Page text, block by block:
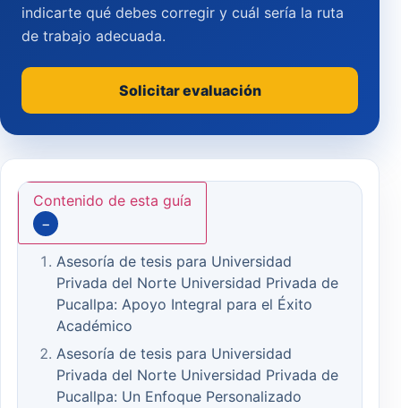
Contenido de esta guía
−
Asesoría de tesis para Universidad
Privada del Norte Universidad Privada de
Pucallpa: Apoyo Integral para el Éxito
Académico
Asesoría de tesis para Universidad
Privada del Norte Universidad Privada de
Pucallpa: Un Enfoque Personalizado
indicarte qué debes corregir y cuál sería la ruta
de trabajo adecuada.
Solicitar evaluación